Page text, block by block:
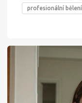
profesionální bělení